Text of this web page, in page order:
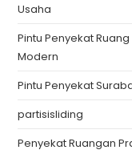
Usaha
Pintu Penyekat
Modern
Pintu Penyekat
partisisliding
Penyekat Ruangan